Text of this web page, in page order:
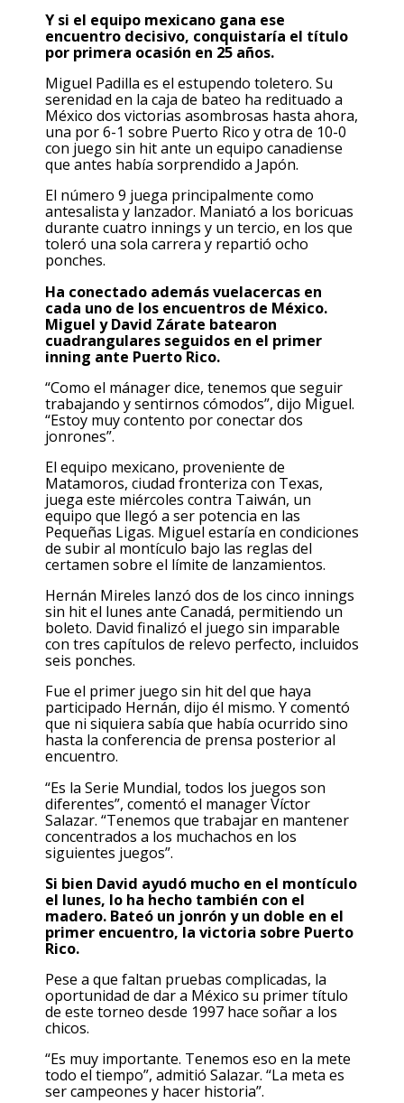
Y si el equipo mexicano gana ese
encuentro decisivo, conquistaría el título
por primera ocasión en 25 años.
Miguel Padilla es el estupendo toletero. Su
serenidad en la caja de bateo ha redituado a
México dos victorias asombrosas hasta ahora,
una por 6-1 sobre Puerto Rico y otra de 10-0
con juego sin hit ante un equipo canadiense
que antes había sorprendido a Japón.
El número 9 juega principalmente como
antesalista y lanzador. Maniató a los boricuas
durante cuatro innings y un tercio, en los que
toleró una sola carrera y repartió ocho
ponches.
Ha conectado además vuelacercas en
cada uno de los encuentros de México.
Miguel y David Zárate batearon
cuadrangulares seguidos en el primer
inning ante Puerto Rico.
“Como el mánager dice, tenemos que seguir
trabajando y sentirnos cómodos”, dijo Miguel.
“Estoy muy contento por conectar dos
jonrones”.
El equipo mexicano, proveniente de
Matamoros, ciudad fronteriza con Texas,
juega este miércoles contra Taiwán, un
equipo que llegó a ser potencia en las
Pequeñas Ligas. Miguel estaría en condiciones
de subir al montículo bajo las reglas del
certamen sobre el límite de lanzamientos.
Hernán Mireles lanzó dos de los cinco innings
sin hit el lunes ante Canadá, permitiendo un
boleto. David finalizó el juego sin imparable
con tres capítulos de relevo perfecto, incluidos
seis ponches.
Fue el primer juego sin hit del que haya
participado Hernán, dijo él mismo. Y comentó
que ni siquiera sabía que había ocurrido sino
hasta la conferencia de prensa posterior al
encuentro.
“Es la Serie Mundial, todos los juegos son
diferentes”, comentó el manager Víctor
Salazar. “Tenemos que trabajar en mantener
concentrados a los muchachos en los
siguientes juegos”.
Si bien David ayudó mucho en el montículo
el lunes, lo ha hecho también con el
madero. Bateó un jonrón y un doble en el
primer encuentro, la victoria sobre Puerto
Rico.
Pese a que faltan pruebas complicadas, la
oportunidad de dar a México su primer título
de este torneo desde 1997 hace soñar a los
chicos.
“Es muy importante. Tenemos eso en la mete
todo el tiempo”, admitió Salazar. “La meta es
ser campeones y hacer historia”.